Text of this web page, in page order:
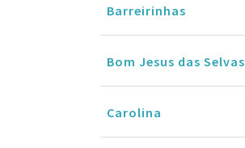
Barreirinhas
Bom Jesus das Selvas
Carolina